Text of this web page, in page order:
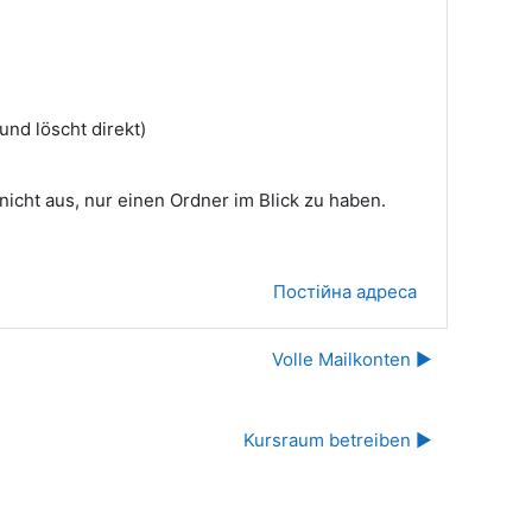
löscht direkt)
aus, nur einen Ordner im Blick zu haben.
Постійна адреса
Volle Mailkonten ▶︎
Kursraum betreiben ▶︎